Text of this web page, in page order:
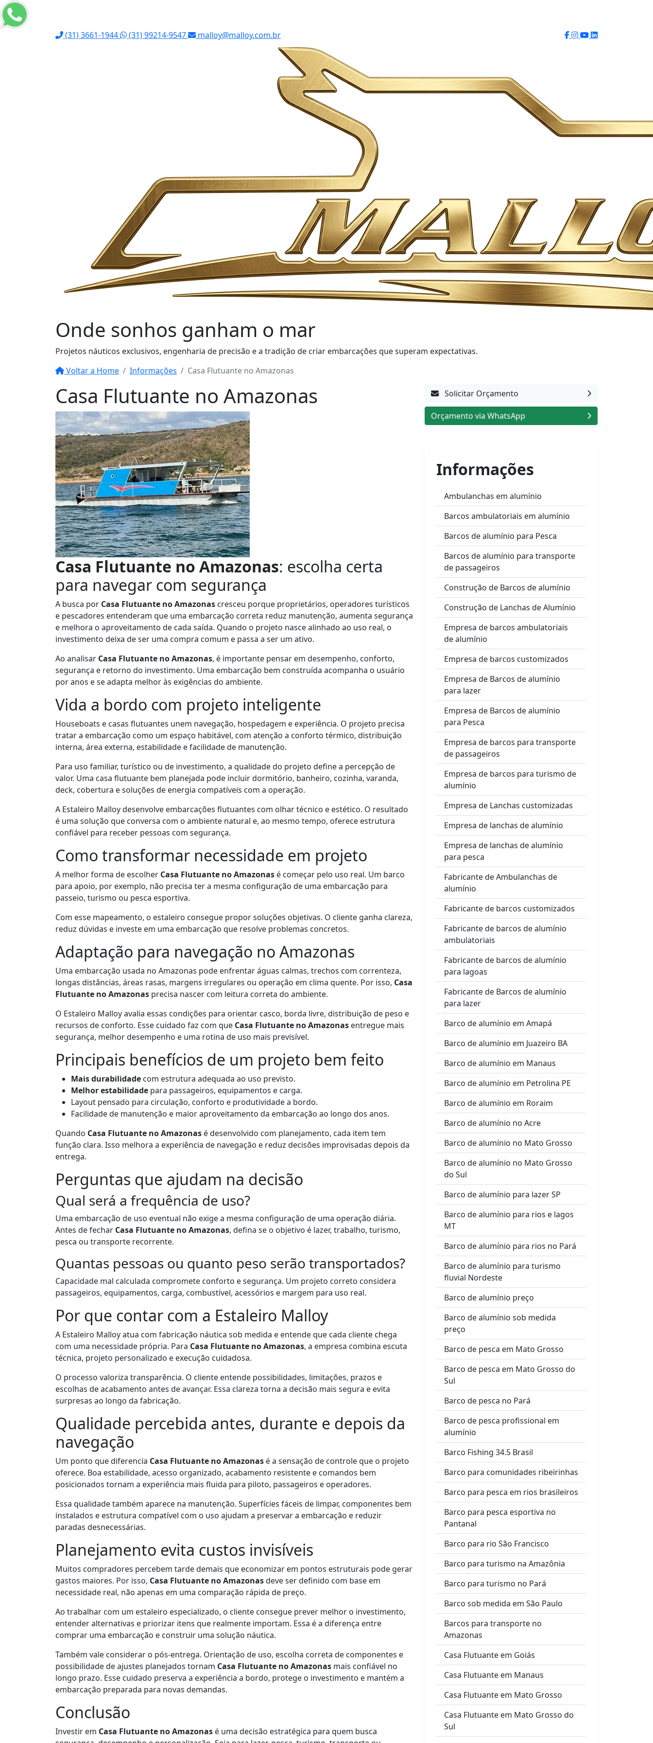
(31) 3661-1944 (31) 99214-9547 malloy@malloy.com.br
Onde sonhos ganham o mar
Projetos náuticos exclusivos, engenharia de precisão e a tradição de criar embarcações que superam expectativas.
Voltar a Home
Informações Casa Flutuante no Amazonas
Casa Flutuante no Amazonas
Casa Flutuante no Amazonas: escolha certa
para navegar com segurança
A busca por Casa Flutuante no Amazonas cresceu porque proprietários, operadores turísticos
e pescadores entenderam que uma embarcação correta reduz manutenção, aumenta segurança
e melhora o aproveitamento de cada saída. Quando o projeto nasce alinhado ao uso real, o
investimento deixa de ser uma compra comum e passa a ser um ativo.
Ao analisar Casa Flutuante no Amazonas, é importante pensar em desempenho, conforto,
segurança e retorno do investimento. Uma embarcação bem construída acompanha o usuário
por anos e se adapta melhor às exigências do ambiente.
Vida a bordo com projeto inteligente
Houseboats e casas flutuantes unem navegação, hospedagem e experiência. O projeto precisa
tratar a embarcação como um espaço habitável, com atenção a conforto térmico, distribuição
interna, área externa, estabilidade e facilidade de manutenção.
Para uso familiar, turístico ou de investimento, a qualidade do projeto define a percepção de
valor. Uma casa flutuante bem planejada pode incluir dormitório, banheiro, cozinha, varanda,
deck, cobertura e soluções de energia compatíveis com a operação.
A Estaleiro Malloy desenvolve embarcações flutuantes com olhar técnico e estético. O resultado
é uma solução que conversa com o ambiente natural e, ao mesmo tempo, oferece estrutura
confiável para receber pessoas com segurança.
Como transformar necessidade em projeto
A melhor forma de escolher Casa Flutuante no Amazonas é começar pelo uso real. Um barco
para apoio, por exemplo, não precisa ter a mesma configuração de uma embarcação para
passeio, turismo ou pesca esportiva.
Com esse mapeamento, o estaleiro consegue propor soluções objetivas. O cliente ganha clareza,
reduz dúvidas e investe em uma embarcação que resolve problemas concretos.
Adaptação para navegação no Amazonas
Uma embarcação usada no Amazonas pode enfrentar águas calmas, trechos com correnteza,
longas distâncias, áreas rasas, margens irregulares ou operação em clima quente. Por isso, Casa
Flutuante no Amazonas precisa nascer com leitura correta do ambiente.
O Estaleiro Malloy avalia essas condições para orientar casco, borda livre, distribuição de peso e
recursos de conforto. Esse cuidado faz com que Casa Flutuante no Amazonas entregue mais
segurança, melhor desempenho e uma rotina de uso mais previsível.
Principais benefícios de um projeto bem feito
Mais durabilidade com estrutura adequada ao uso previsto.
Melhor estabilidade para passageiros, equipamentos e carga.
Layout pensado para circulação, conforto e produtividade a bordo.
Facilidade de manutenção e maior aproveitamento da embarcação ao longo dos anos.
Quando Casa Flutuante no Amazonas é desenvolvido com planejamento, cada item tem
função clara. Isso melhora a experiência de navegação e reduz decisões improvisadas depois da
entrega.
Perguntas que ajudam na decisão
Qual será a frequência de uso?
Uma embarcação de uso eventual não exige a mesma configuração de uma operação diária.
Antes de fechar Casa Flutuante no Amazonas, defina se o objetivo é lazer, trabalho, turismo,
pesca ou transporte recorrente.
Quantas pessoas ou quanto peso serão transportados?
Capacidade mal calculada compromete conforto e segurança. Um projeto correto considera
passageiros, equipamentos, carga, combustível, acessórios e margem para uso real.
Por que contar com a Estaleiro Malloy
A Estaleiro Malloy atua com fabricação náutica sob medida e entende que cada cliente chega
com uma necessidade própria. Para Casa Flutuante no Amazonas, a empresa combina escuta
técnica, projeto personalizado e execução cuidadosa.
O processo valoriza transparência. O cliente entende possibilidades, limitações, prazos e
escolhas de acabamento antes de avançar. Essa clareza torna a decisão mais segura e evita
surpresas ao longo da fabricação.
Qualidade percebida antes, durante e depois da
navegação
Um ponto que diferencia Casa Flutuante no Amazonas é a sensação de controle que o projeto
oferece. Boa estabilidade, acesso organizado, acabamento resistente e comandos bem
posicionados tornam a experiência mais fluida para piloto, passageiros e operadores.
Essa qualidade também aparece na manutenção. Superfícies fáceis de limpar, componentes bem
instalados e estrutura compatível com o uso ajudam a preservar a embarcação e reduzir
paradas desnecessárias.
Planejamento evita custos invisíveis
Muitos compradores percebem tarde demais que economizar em pontos estruturais pode gerar
gastos maiores. Por isso, Casa Flutuante no Amazonasdeve ser definido com base em
necessidade real, não apenas em uma comparação rápida de preço.
Ao trabalhar com um estaleiro especializado, o cliente consegue prever melhor o investimento,
entender alternativas e priorizar itens que realmente importam. Essa é a diferença entre
comprar uma embarcação e construir uma solução náutica.
Também vale considerar o pós-entrega. Orientação de uso, escolha correta de componentes e
possibilidade de ajustes planejados tornam Casa Flutuante no Amazonas mais confiável no
longo prazo. Esse cuidado preserva a experiência a bordo, protege o investimento e mantém a
embarcação preparada para novas demandas.
Conclusão
Investir em Casa Flutuante no Amazonas é uma decisão estratégica para quem busca
Solicitar Orçamento
Orçamento via WhatsApp
Informações
Ambulanchas em alumínio
Barcos ambulatoriais em alumínio
Barcos de alumínio para Pesca
Barcos de alumínio para transporte
de passageiros
Construção de Barcos de alumínio
Construção de Lanchas de Alumínio
Empresa de barcos ambulatoriais
de alumínio
Empresa de barcos customizados
Empresa de Barcos de alumínio
para lazer
Empresa de Barcos de alumínio
para Pesca
Empresa de barcos para transporte
de passageiros
Empresa de barcos para turismo de
alumínio
Empresa de Lanchas customizadas
Empresa de lanchas de alumínio
Empresa de lanchas de alumínio
para pesca
Fabricante de Ambulanchas de
alumínio
Fabricante de barcos customizados
Fabricante de barcos de alumínio
ambulatoriais
Fabricante de barcos de alumínio
para lagoas
Fabricante de Barcos de alumínio
para lazer
Barco de alumínio em Amapá
Barco de alumínio em Juazeiro BA
Barco de alumínio em Manaus
Barco de alumínio em Petrolina PE
Barco de alumínio em Roraim
Barco de alumínio no Acre
Barco de alumínio no Mato Grosso
Barco de alumínio no Mato Grosso
do Sul
Barco de alumínio para lazer SP
Barco de alumínio para rios e lagos
MT
Barco de alumínio para rios no Pará
Barco de alumínio para turismo
fluvial Nordeste
Barco de alumínio preço
Barco de alumínio sob medida
preço
Barco de pesca em Mato Grosso
Barco de pesca em Mato Grosso do
Sul
Barco de pesca no Pará
Barco de pesca profissional em
alumínio
Barco Fishing 34.5 Brasil
Barco para comunidades ribeirinhas
Barco para pesca em rios brasileiros
Barco para pesca esportiva no
Pantanal
Barco para rio São Francisco
Barco para turismo na Amazônia
Barco para turismo no Pará
Barco sob medida em São Paulo
Barcos para transporte no
Amazonas
Casa Flutuante em Goiás
Casa Flutuante em Manaus
Casa Flutuante em Mato Grosso
Casa Flutuante em Mato Grosso do
Sul